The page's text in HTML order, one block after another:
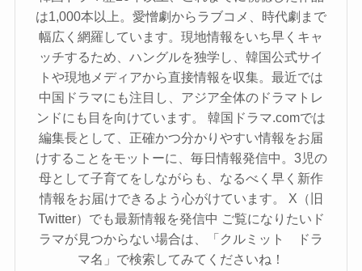
は1,000本以上。愛憎劇からラブコメ、時代劇まで
幅広く網羅しています。現地情報をいち早くキャ
ッチするため、ハングルを独学し、韓国公式サイ
トや現地メディアから直接情報を収集。最近では
中国ドラマにも注目し、アジア全体のドラマトレ
ンドにも目を向けています。 韓国ドラマ.comでは
編集長として、正確かつ分かりやすい情報をお届
けすることをモットーに、毎日情報発信中。3児の
母として子育てをしながらも、なるべく早く新作
情報をお届けできるよう心がけています。 X（旧
Twitter）でも最新情報を発信中 ご覧になりたいド
ラマが見つからない場合は、「クルミット ドラ
マ名」で検索してみてくださいね！